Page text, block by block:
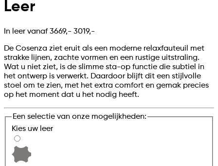
Leer
In leer vanaf 3669,- 3019,-
De Cosenza ziet eruit als een moderne relaxfauteuil met
strakke lijnen, zachte vormen en een rustige uitstraling.
Wat u niet ziet, is de slimme sta-op functie die subtiel in
het ontwerp is verwerkt. Daardoor blijft dit een stijlvolle
stoel om te zien, met het extra comfort en gemak precies
op het moment dat u het nodig heeft.
Een selectie van onze mogelijkheden:
Kies uw leer